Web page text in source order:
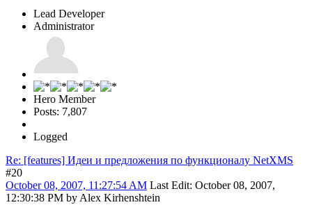
Lead Developer
Administrator
Hero Member
Posts: 7,807
Logged
Re: [features] Идеи и предложения по функционалу NetXMS
#20
October 08, 2007, 11:27:54 AM Last Edit: October 08, 2007,
12:30:38 PM by Alex Kirhenshtein